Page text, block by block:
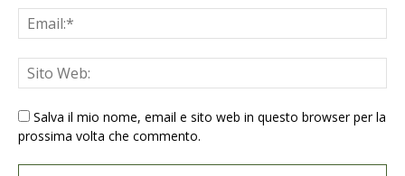
Salva il mio nome, email e sito web in questo browser per la
prossima volta che commento.